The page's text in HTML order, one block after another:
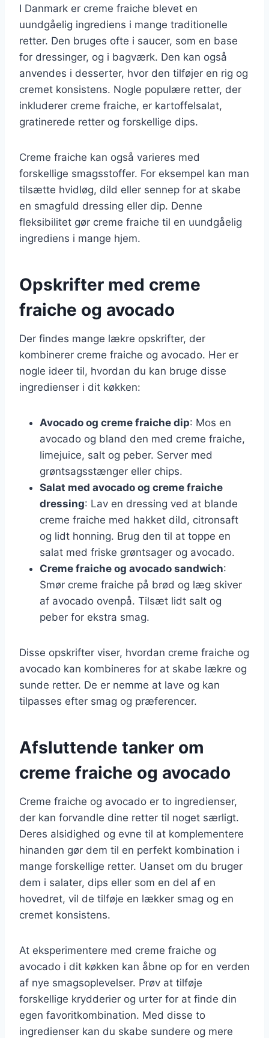
I Danmark er creme fraiche blevet en
uundgåelig ingrediens i mange traditionelle
retter. Den bruges ofte i saucer, som en base
for dressinger, og i bagværk. Den kan også
anvendes i desserter, hvor den tilføjer en rig og
cremet konsistens. Nogle populære retter, der
inkluderer creme fraiche, er kartoffelsalat,
gratinerede retter og forskellige dips.
Creme fraiche kan også varieres med
forskellige smagsstoffer. For eksempel kan man
tilsætte hvidløg, dild eller sennep for at skabe
en smagfuld dressing eller dip. Denne
fleksibilitet gør creme fraiche til en uundgåelig
ingrediens i mange hjem.
Opskrifter med creme
fraiche og avocado
Der findes mange lækre opskrifter, der
kombinerer creme fraiche og avocado. Her er
nogle ideer til, hvordan du kan bruge disse
ingredienser i dit køkken:
Avocado og creme fraiche dip: Mos en
avocado og bland den med creme fraiche,
limejuice, salt og peber. Server med
grøntsagsstænger eller chips.
Salat med avocado og creme fraiche
dressing: Lav en dressing ved at blande
creme fraiche med hakket dild, citronsaft
og lidt honning. Brug den til at toppe en
salat med friske grøntsager og avocado.
Creme fraiche og avocado sandwich:
Smør creme fraiche på brød og læg skiver
af avocado ovenpå. Tilsæt lidt salt og
peber for ekstra smag.
Disse opskrifter viser, hvordan creme fraiche og
avocado kan kombineres for at skabe lækre og
sunde retter. De er nemme at lave og kan
tilpasses efter smag og præferencer.
Afsluttende tanker om
creme fraiche og avocado
Creme fraiche og avocado er to ingredienser,
der kan forvandle dine retter til noget særligt.
Deres alsidighed og evne til at komplementere
hinanden gør dem til en perfekt kombination i
mange forskellige retter. Uanset om du bruger
dem i salater, dips eller som en del af en
hovedret, vil de tilføje en lækker smag og en
cremet konsistens.
At eksperimentere med creme fraiche og
avocado i dit køkken kan åbne op for en verden
af nye smagsoplevelser. Prøv at tilføje
forskellige krydderier og urter for at finde din
egen favoritkombination. Med disse to
ingredienser kan du skabe sundere og mere